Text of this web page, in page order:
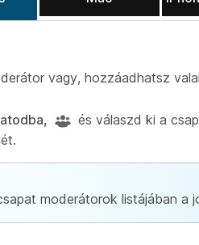
vagy, hozzáadhatsz
és válaszd ki a
moderátorok listájában a